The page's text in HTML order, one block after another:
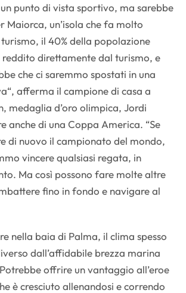
punto di vista sportivo, ma sarebbe
Maiorca, un’isola che fa molto
il 40% della popolazione
direttamente dal turismo, e
che ci saremmo spostati in una
afferma il campione di casa a
medaglia d’oro olimpica, Jordi
anche di una Coppa America. “Se
di nuovo il campionato del mondo,
vincere qualsiasi regata, in
Ma così possono fare molte altre
fino in fondo e navigare al
nella baia di Palma, il clima spesso
dall’affidabile brezza marina
offrire un vantaggio all’eroe
è cresciuto allenandosi e correndo